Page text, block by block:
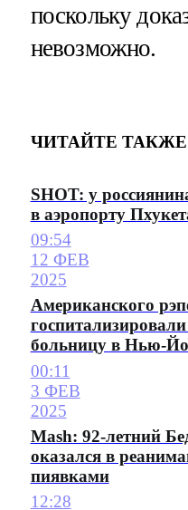
поскольку
невозможно.
ЧИТАЙТЕ ТАКЖЕ
SHOT: у
в аэропорту
09:54
12 ФЕВ
2025
Американского
больницу в Нью-
00:11
3 ФЕВ
2025
Mash: 92-летний
оказался в
пиявками
12:28